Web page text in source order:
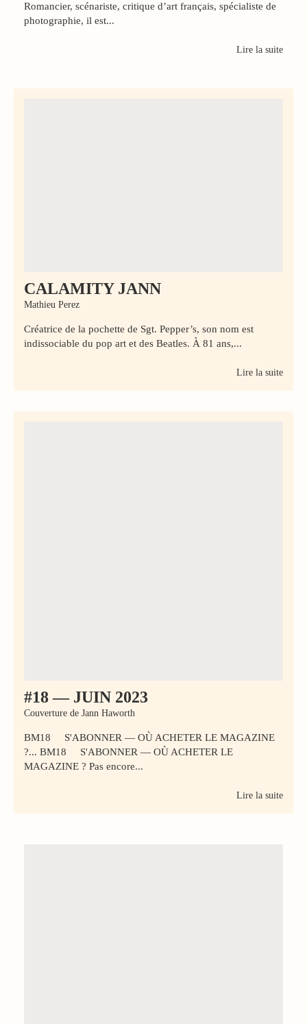
Romancier, scénariste, critique d’art français, spécialiste de
photographie, il est...
Lire la suite
CALAMITY JANN
Mathieu Perez
Créatrice de la pochette de Sgt. Pepper’s, son nom est
indissociable du pop art et des Beatles. À 81 ans,...
Lire la suite
#18 — JUIN 2023
Couverture de Jann Haworth
BM18 S'ABONNER — OÙ ACHETER LE MAGAZINE
?... BM18 S'ABONNER — OÙ ACHETER LE
MAGAZINE ? Pas encore...
Lire la suite